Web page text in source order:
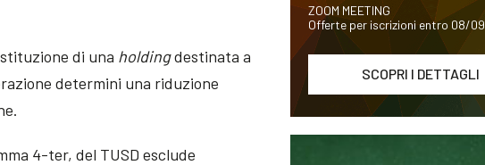
di una holdingdestinata a
determini una riduzione
4-ter, del TUSD esclude
ZOOM MEETING
Offerte per iscrizioni entro 08/09
SCOPRI I DETTAGLI